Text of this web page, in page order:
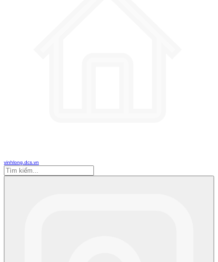
vinhlong.dcs.vn